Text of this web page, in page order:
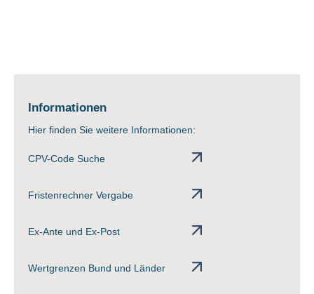
Informationen
Hier finden Sie weitere Informationen:
CPV-Code Suche
Fristenrechner Vergabe
Ex-Ante und Ex-Post
Wertgrenzen Bund und Länder